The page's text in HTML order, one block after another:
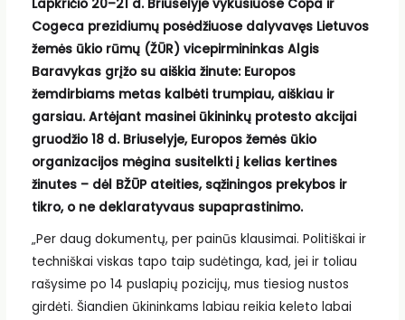
Lapkričio 20–21 d. Briuselyje vykusiuose Copa ir
Cogeca prezidiumų posėdžiuose dalyvavęs Lietuvos
žemės ūkio rūmų (ŽŪR) vicepirmininkas Algis
Baravykas grįžo su aiškia žinute: Europos
žemdirbiams metas kalbėti trumpiau, aiškiau ir
garsiau. Artėjant masinei ūkininkų protesto akcijai
gruodžio 18 d. Briuselyje, Europos žemės ūkio
organizacijos mėgina susitelkti į kelias kertines
žinutes – dėl BŽŪP ateities, sąžiningos prekybos ir
tikro, o ne deklaratyvaus supaprastinimo.
„Per daug dokumentų, per painūs klausimai. Politiškai ir
techniškai viskas tapo taip sudėtinga, kad, jei ir toliau
rašysime po 14 puslapių pozicijų, mus tiesiog nustos
girdėti. Šiandien ūkininkams labiau reikia keleto labai